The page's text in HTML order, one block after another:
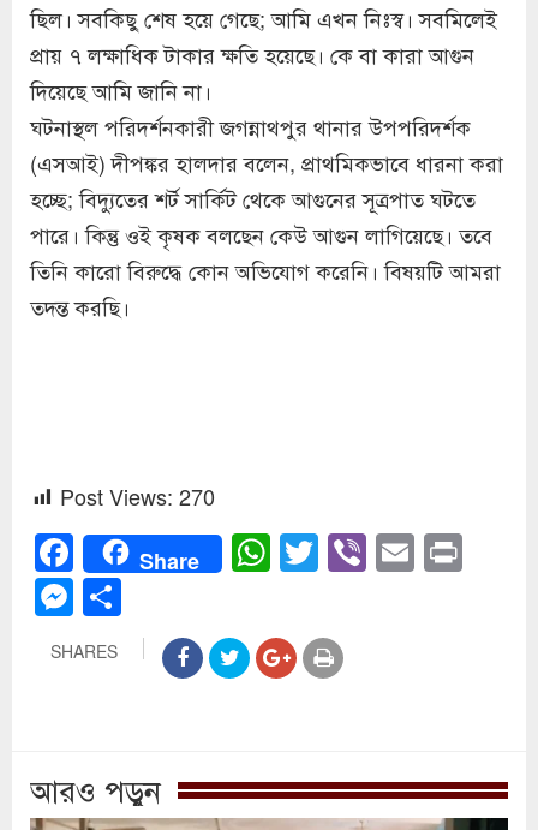
ছিল। সবকিছু শেষ হয়ে গেছে; আমি এখন নিঃস্ব। সবমিলেই
প্রায় ৭ লক্ষাধিক টাকার ক্ষতি হয়েছে। কে বা কারা আগুন
দিয়েছে আমি জানি না।
ঘটনাস্থল পরিদর্শনকারী জগন্নাথপুর থানার উপপরিদর্শক
(এসআই) দীপঙ্কর হালদার বলেন, প্রাথমিকভাবে ধারনা করা
হচ্ছে; বিদ্যুতের শর্ট সার্কিট থেকে আগুনের সূত্রপাত ঘটতে
পারে। কিন্তু ওই কৃষক বলছেন কেউ আগুন লাগিয়েছে। তবে
তিনি কারো বিরুদ্ধে কোন অভিযোগ করেনি। বিষয়টি আমরা
তদন্ত করছি।
Post Views: 270
Facebook
Share WhatsApp
Twitter
Viber
Email
Messenger
SHARES
আরও পড়ুন